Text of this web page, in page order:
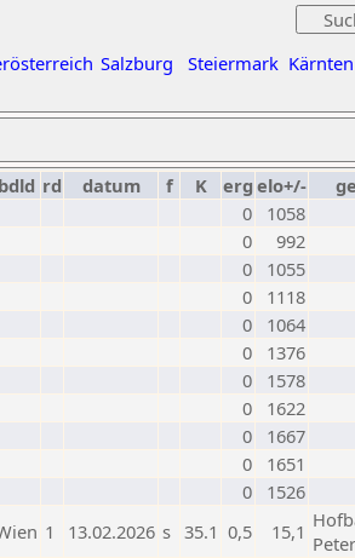
Salzburg Steiermark Kärnten
bdld rd datum f K erg elo+/-
0
1058
0
992
0
1055
0
1118
0
1064
0
1376
0
1578
0
1622
0
1667
0
1651
0
1526
1 13.02.2026 s 35.1 0,5 15,1 Peter